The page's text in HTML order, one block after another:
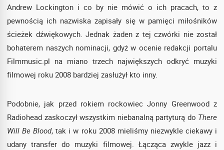
Andrew Lockington i co by nie mówić o ich pracach, to z
pewnością ich nazwiska zapisały się w pamięci miłośników
ścieżek dźwiękowych. Jednak żaden z tej czwórki nie został
bohaterem naszych nominacji, gdyż w ocenie redakcji portalu
Filmmusic.pl na miano trzech największych odkryć muzyki
filmowej roku 2008 bardziej zasłużył kto inny.
Podobnie, jak przed rokiem rockowiec Jonny Greenwood z
Radiohead zaskoczył wszystkim niebanalną partyturą do There
Will Be Blood, tak i w roku 2008 mieliśmy niezwykle ciekawy i
udany transfer do muzyki filmowej. Łącząca zwykle jazz i